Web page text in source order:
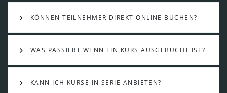
KÖNNEN TEILNEHMER DIREKT ONLINE BUCHEN?
WAS PASSIERT WENN EIN KURS AUSGEBUCHT IST?
KANN ICH KURSE IN SERIE ANBIETEN?